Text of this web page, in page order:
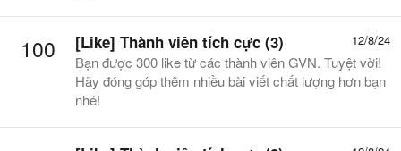
100 12/8/24
[Like] Thành viên tích cực (3)
Bạn được 300 like từ các thành viên GVN. Tuyệt vời!
Hãy đóng góp thêm nhiều bài viết chất lượng hơn bạn
nhé!